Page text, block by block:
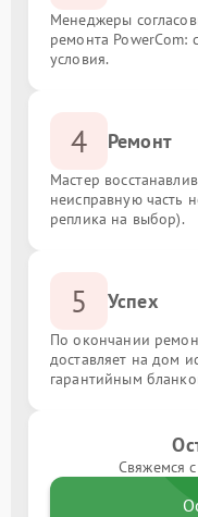
Менеджеры
ремонта PowerCom:
условия.
4 Ремонт
Мастер
неисправную часть
реплика на выбор).
5 Успех
По окончании
доставляет на дом
гарантийным
Свяжемся